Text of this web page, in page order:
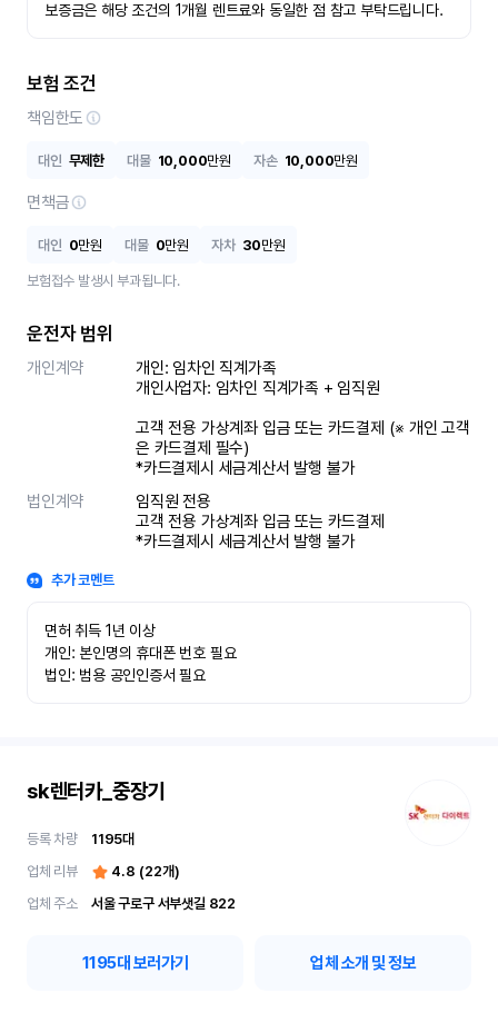
보증금은 해당 조건의 1개월 렌트료와 동일한 점 참고 부탁드립니다.
보험 조건
책임한도
대인 무제한 대물 10,000만원 자손 10,000만원
면책금
대인 0만원 대물 0만원 자차 30만원
보험접수 발생시 부과됩니다.
운전자 범위
개인계약
개인: 임차인 직계가족
개인사업자: 임차인 직계가족 + 임직원
고객 전용 가상계좌 입금 또는 카드결제 (※ 개인 고객
은 카드결제 필수)
*카드결제시 세금계산서 발행 불가
법인계약
임직원 전용
고객 전용 가상계좌 입금 또는 카드결제
*카드결제시 세금계산서 발행 불가
추가 코멘트
면허 취득 1년 이상
개인: 본인명의 휴대폰 번호 필요
법인: 범용 공인인증서 필요
sk렌터카_중장기
등록 차량 1195대
업체 리뷰
4.8 (22개)
업체 주소
서울 구로구 서부샛길 822
1195대 보러가기 업체 소개 및 정보